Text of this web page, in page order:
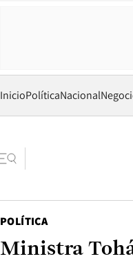
InicioPolíticaNacional
POLÍTICA
Ministra